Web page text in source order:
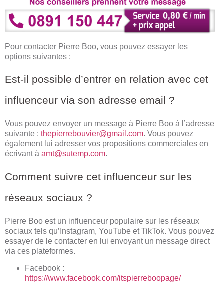
Pour contacter Pierre Boo, vous pouvez essayer les
options suivantes :
Est-il possible d’entrer en relation avec cet
influenceur via son adresse email ?
Vous pouvez envoyer un message à Pierre Boo à l’adresse
suivante : thepierrebouvier@gmail.com. Vous pouvez
également lui adresser vos propositions commerciales en
écrivant à amt@sutemp.com.
Comment suivre cet influenceur sur les
réseaux sociaux ?
Pierre Boo est un influenceur populaire sur les réseaux
sociaux tels qu’Instagram, YouTube et TikTok. Vous pouvez
essayer de le contacter en lui envoyant un message direct
via ces plateformes.
Facebook :
https://www.facebook.com/itspierreboopage/